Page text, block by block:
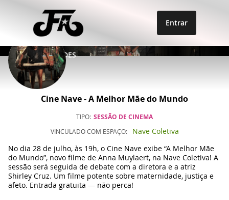
Entrar
OPORTUNIDADES
Cine Nave - A Melhor Mãe do Mundo
TIPO SESSÃO DE CINEMA
VINCULADO COM ESPAÇO
Nave Coletiva
No dia 28 de julho, às 19h, o Cine Nave exibe “A Melhor Mãe
do Mundo”, novo filme de Anna Muylaert, na Nave Coletiva! A
sessão será seguida de debate com a diretora e a atriz
Shirley Cruz. Um filme potente sobre maternidade, justiça e
afeto. Entrada gratuita — não perca!